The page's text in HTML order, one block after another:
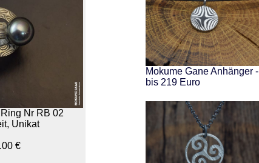
Nr RB 02
Unikat
€
Mokume Gane Anhänger -
bis 219 Euro